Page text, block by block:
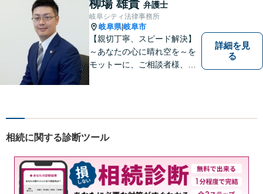
柳場 雄貴 弁護士
岐阜シティ法律事務所
岐阜県|岐阜市
【親切丁寧、スピード解決】
～あなたの心に晴れ空を～を
モットーに、ご相談者様、依
お気軽にご相談下さい。
詳細を見
る
相続に関する診断ツール